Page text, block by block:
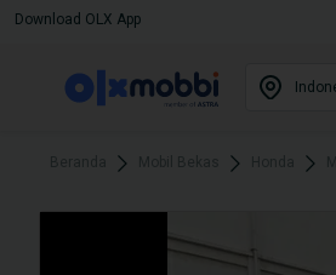
Download OLX App